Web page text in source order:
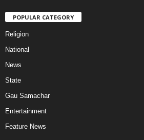
POPULAR CATEGORY
Religion
National
News
State
Gau Samachar
Entertainment
Feature News